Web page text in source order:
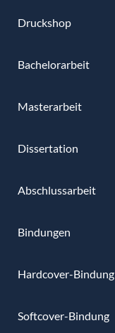
Druckshop
Bachelorarbeit
Masterarbeit
Dissertation
Abschlussarbeit
Bindungen
Hardcover-Bindung
Softcover-Bindung